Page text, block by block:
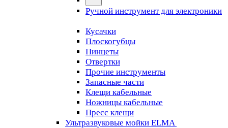
Ручной инструмент для электроники
Кусачки
Плоскогубцы
Пинцеты
Отвертки
Прочие инструменты
Запасные части
Клещи кабельные
Ножницы кабельные
Пресс клещи
Ультразвуковые мойки ELMA